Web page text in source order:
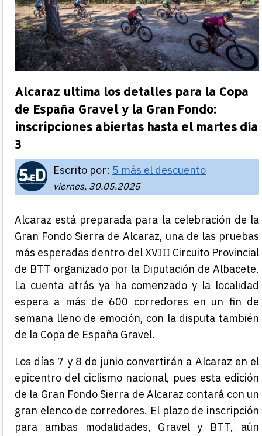
Alcaraz ultima los detalles para la Copa
de España Gravel y la Gran Fondo:
inscripciones abiertas hasta el martes día
3
Escrito por: 5 más el descuento
viernes, 30.05.2025
Alcaraz está preparada para la celebración de la
Gran Fondo Sierra de Alcaraz, una de las pruebas
más esperadas dentro del XVIII Circuito Provincial
de BTT organizado por la Diputación de Albacete.
La cuenta atrás ya ha comenzado y la localidad
espera a más de 600 corredores en un fin de
semana lleno de emoción, con la disputa también
de la Copa de España Gravel.
Los días 7 y 8 de junio convertirán a Alcaraz en el
epicentro del ciclismo nacional, pues esta edición
de la Gran Fondo Sierra de Alcaraz contará con un
gran elenco de corredores. El plazo de inscripción
para ambas modalidades, Gravel y BTT, aún